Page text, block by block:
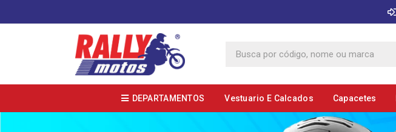
DEPARTAMENTOS Vestuario E Calcados Capacetes